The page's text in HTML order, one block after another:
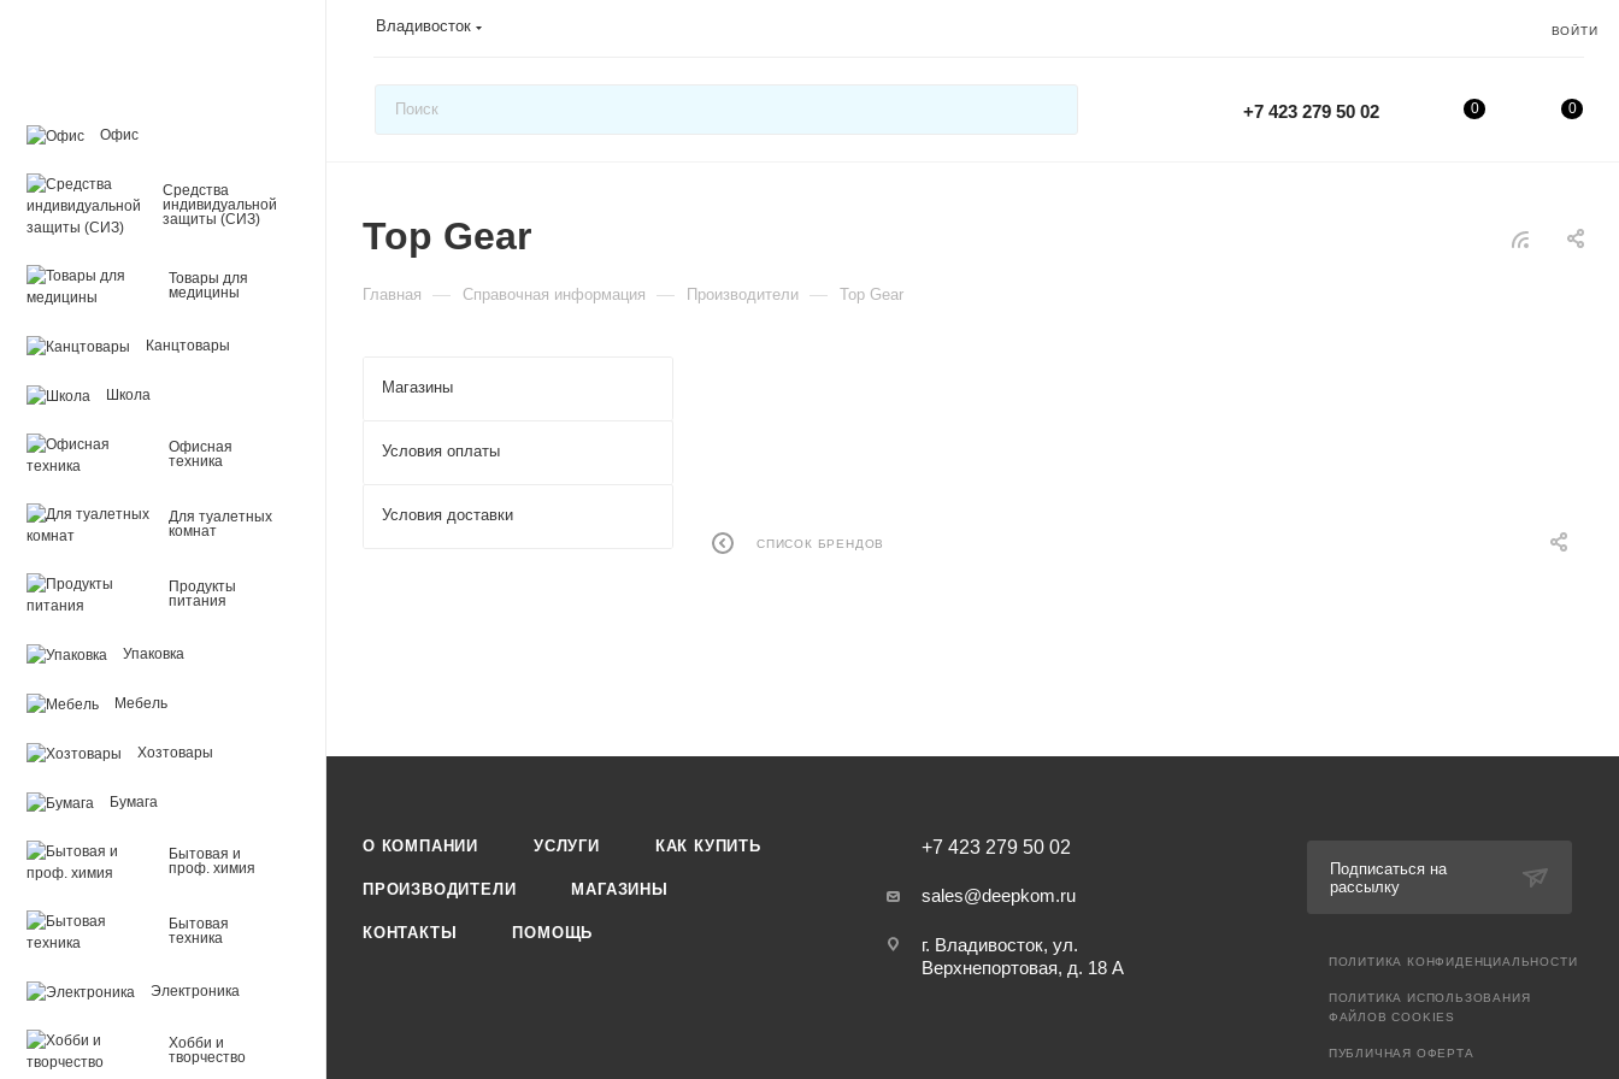
Владивосток ВОЙТИ
+7 423 279 50 02 0
0
Офис
Средства
индивидуальной
защиты (СИЗ)
Товары для
медицины
Канцтовары
Школа
Офисная
техника
Для туалетных
комнат
Продукты
питания
Упаковка
Мебель
Хозтовары
Бумага
Бытовая и
проф. химия
Бытовая
техника
Электроника
Хобби и
творчество
Top Gear
Главная — Справочная информация — Производители — Top Gear
СПИСОК БРЕНДОВ
Магазины
Условия оплаты
Условия доставки
О КОМПАНИИ УСЛУГИ КАК КУПИТЬ
ПРОИЗВОДИТЕЛИ МАГАЗИНЫ
КОНТАКТЫ ПОМОЩЬ
+7 423 279 50 02
sales@deepkom.ru
г. Владивосток, ул.
Верхнепортовая, д. 18 А
Подписаться на
рассылку
ПОЛИТИКА КОНФИДЕНЦИАЛЬНОСТИ
ПОЛИТИКА ИСПОЛЬЗОВАНИЯ
ФАЙЛОВ COOKIES
ПУБЛИЧНАЯ ОФЕРТА